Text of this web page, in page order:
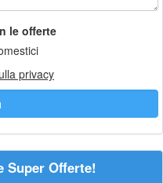
le offerte
privacy
Super Offerte!